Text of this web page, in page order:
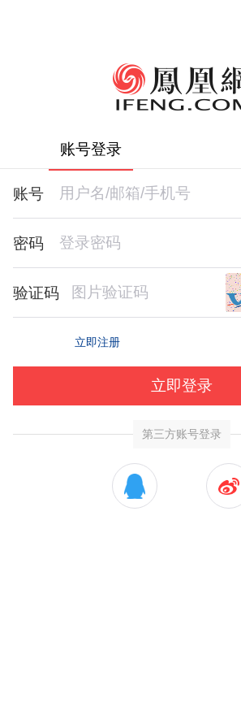
账号登录
账号
密码
验证码
立即注册
立即登录
第三方账号登录